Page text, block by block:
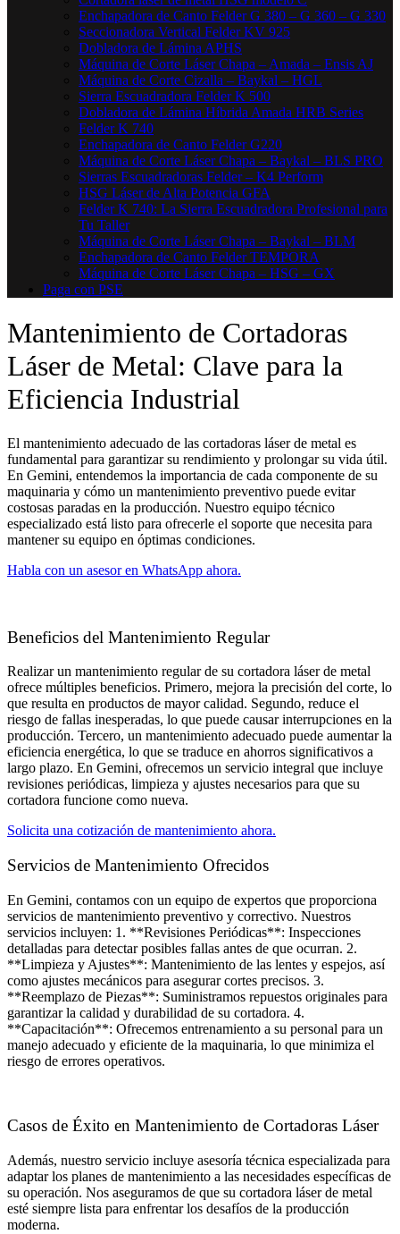
Enchapadora de Canto Felder G 380 – G 360 – G 330
Seccionadora Vertical Felder KV 925
Dobladora de Lámina APHS
Máquina de Corte Láser Chapa – Amada – Ensis AJ
Máquina de Corte Cizalla – Baykal – HGL
Sierra Escuadradora Felder K 500
Dobladora de Lámina Híbrida Amada HRB Series
Felder K 740
Enchapadora de Canto Felder G220
Máquina de Corte Láser Chapa – Baykal – BLS PRO
Sierras Escuadradoras Felder – K4 Perform
HSG Láser de Alta Potencia GFA
Felder K 740: La Sierra Escuadradora Profesional para
Tu Taller
Máquina de Corte Láser Chapa – Baykal – BLM
Enchapadora de Canto Felder TEMPORA
Máquina de Corte Láser Chapa – HSG – GX
Paga con PSE
Mantenimiento de Cortadoras
Láser de Metal: Clave para la
Eficiencia Industrial
El mantenimiento adecuado de las cortadoras láser de metal es
fundamental para garantizar su rendimiento y prolongar su vida útil.
En Gemini, entendemos la importancia de cada componente de su
maquinaria y cómo un mantenimiento preventivo puede evitar
costosas paradas en la producción. Nuestro equipo técnico
especializado está listo para ofrecerle el soporte que necesita para
mantener su equipo en óptimas condiciones.
Habla con un asesor en WhatsApp ahora.
Beneficios del Mantenimiento Regular
Realizar un mantenimiento regular de su cortadora láser de metal
ofrece múltiples beneficios. Primero, mejora la precisión del corte, lo
que resulta en productos de mayor calidad. Segundo, reduce el
riesgo de fallas inesperadas, lo que puede causar interrupciones en la
producción. Tercero, un mantenimiento adecuado puede aumentar la
eficiencia energética, lo que se traduce en ahorros significativos a
largo plazo. En Gemini, ofrecemos un servicio integral que incluye
revisiones periódicas, limpieza y ajustes necesarios para que su
cortadora funcione como nueva.
Solicita una cotización de mantenimiento ahora.
Servicios de Mantenimiento Ofrecidos​
En Gemini, contamos con un equipo de expertos que proporciona
servicios de mantenimiento preventivo y correctivo. Nuestros
servicios incluyen: 1. **Revisiones Periódicas**: Inspecciones
detalladas para detectar posibles fallas antes de que ocurran. 2.
**Limpieza y Ajustes**: Mantenimiento de las lentes y espejos, así
como ajustes mecánicos para asegurar cortes precisos. 3.
**Reemplazo de Piezas**: Suministramos repuestos originales para
garantizar la calidad y durabilidad de su cortadora. 4.
**Capacitación**: Ofrecemos entrenamiento a su personal para un
manejo adecuado y eficiente de la maquinaria, lo que minimiza el
riesgo de errores operativos.
Casos de Éxito en Mantenimiento de Cortadoras Láser
Además, nuestro servicio incluye asesoría técnica especializada para
adaptar los planes de mantenimiento a las necesidades específicas de
su operación. Nos aseguramos de que su cortadora láser de metal
esté siempre lista para enfrentar los desafíos de la producción
moderna.